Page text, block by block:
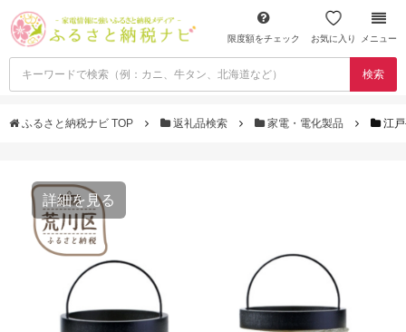
限度額をチェック お気に入り メニュー
検索
ふるさと納税ナビ TOP 返礼品検索 家電・電化製品 江
詳細を見る